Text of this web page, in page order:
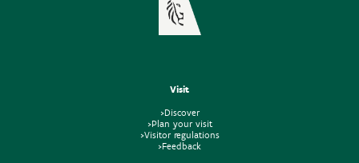
Visit
>Discover
>Plan your visit
>Visitor regulations
>Feedback